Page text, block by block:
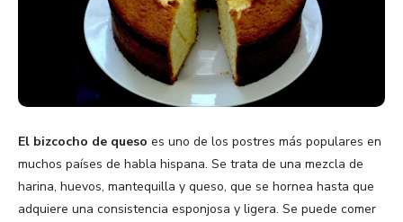
El bizcocho de queso es uno de los postres más populares en
muchos países de habla hispana. Se trata de una mezcla de
harina, huevos, mantequilla y queso, que se hornea hasta que
adquiere una consistencia esponjosa y ligera. Se puede comer